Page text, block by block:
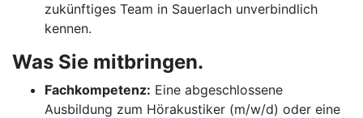
zukünftiges Team in Sauerlach unverbindlich
kennen.
Was Sie mitbringen.
Fachkompetenz: Eine abgeschlossene
Ausbildung zum Hörakustiker (m/w/d) oder eine